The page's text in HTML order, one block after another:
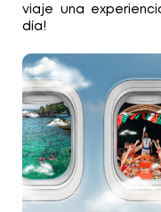
viaje una
día!